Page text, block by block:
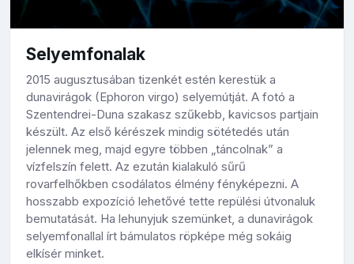
Selyemfonalak
2015 augusztusában tizenkét estén kerestük a
dunavirágok (Ephoron virgo) selyemútját. A fotó a
Szentendrei-Duna szakasz szűkebb, kavicsos partjain
készült. Az első kérészek mindig sötétedés után
jelennek meg, majd egyre többen „táncolnak” a
vízfelszín felett. Az ezután kialakuló sűrű
rovarfelhőkben csodálatos élmény fényképezni. A
hosszabb expozíció lehetővé tette repülési útvonaluk
bemutatását. Ha lehunyjuk szemünket, a dunavirágok
selyemfonallal írt bámulatos röpképe még sokáig
elkísér minket.